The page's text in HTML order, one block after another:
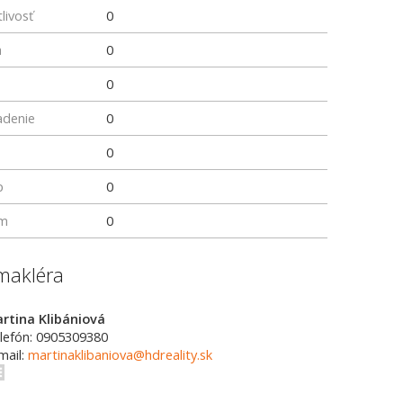
0
0
0
0
0
0
0
Klibániová
0905309380
martinaklibaniova@hdreality.sk